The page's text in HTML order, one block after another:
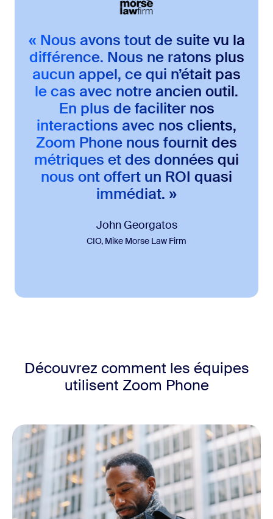
« Nous avons tout de suite vu la
différence. Nous ne ratons plus
aucun appel, ce qui n’était pas
le cas avec notre ancien outil.
En plus de faciliter nos
interactions avec nos clients,
Zoom Phone nous fournit des
métriques et des données qui
nous ont offert un ROI quasi
immédiat. »
John Georgatos
CIO, Mike Morse Law Firm
Découvrez comment les équipes
utilisent Zoom Phone